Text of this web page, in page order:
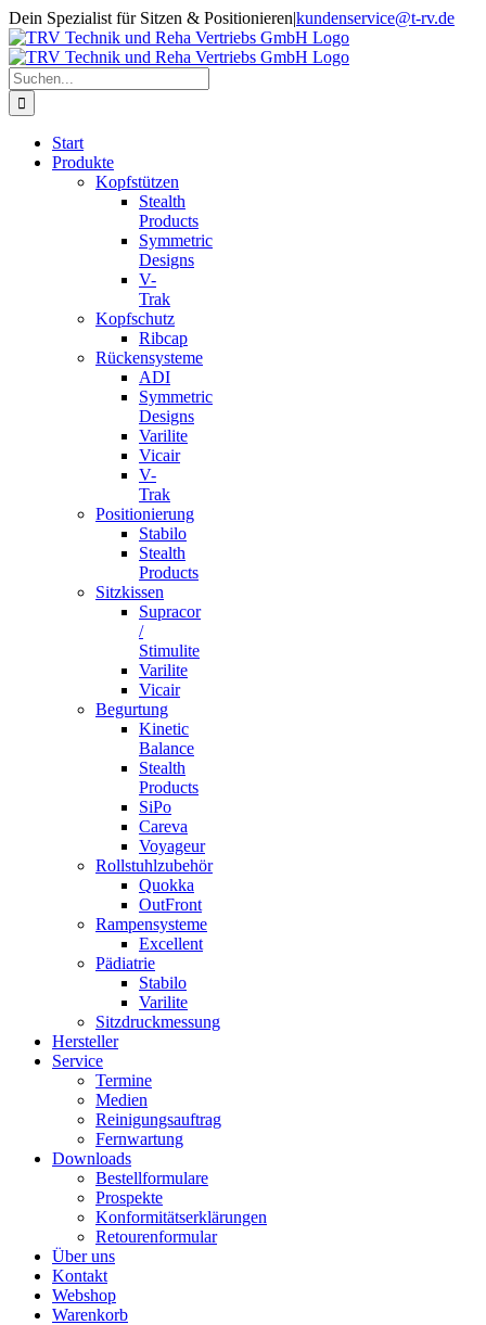
Zum
Inhalt
springen
Dein Spezialist für Sitzen & Positionieren|kundenservice@t-rv.de
Suche
nach:
Start
Produkte
Kopfstützen
Stealth
Products
Symmetric
Designs
V-
Trak
Kopfschutz
Ribcap
Rückensysteme
ADI
Symmetric
Designs
Varilite
Vicair
V-
Trak
Positionierung
Stabilo
Stealth
Products
Sitzkissen
Supracor
/
Stimulite
Varilite
Vicair
Begurtung
Kinetic
Balance
Stealth
Products
SiPo
Careva
Voyageur
Rollstuhlzubehör
Quokka
OutFront
Rampensysteme
Excellent
Pädiatrie
Stabilo
Varilite
Sitzdruckmessung
Hersteller
Service
Termine
Medien
Reinigungsauftrag
Fernwartung
Downloads
Bestellformulare
Prospekte
Konformitätserklärungen
Retourenformular
Über uns
Kontakt
Webshop
Warenkorb